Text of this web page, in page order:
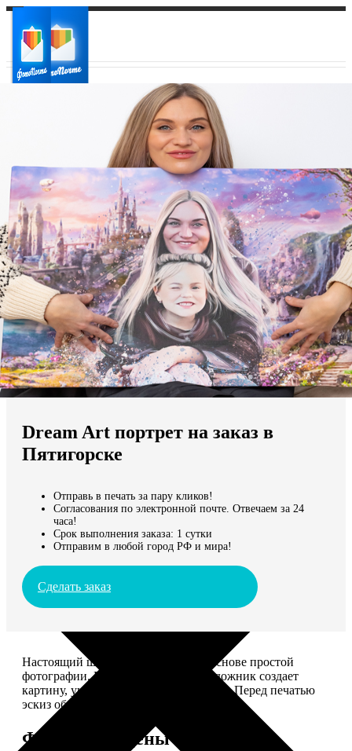
Ваш регион доставки
Выберите из списка:
Мы доставляем по всему миру
Продолжить без города
Dream Art портрет на заказ в
Пятигорске
Отправь в печать за пару кликов!
Согласования по электронной почте. Отвечаем за 24
часа!
Срок выполнения заказа: 1 сутки
Отправим в любой город РФ и мира!
Сделать заказ
Настоящий шедевр, сделанный на основе простой
фотографии. Профессиональный художник создает
картину, учитывая ваши комментарии. Перед печатью
эскиз обязательно согласуем с вами.
Форматы и цены